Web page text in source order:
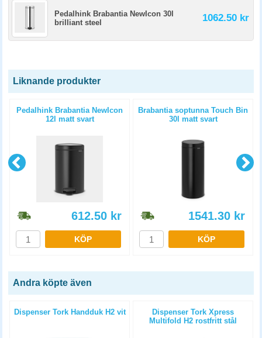
Pedalhink Brabantia NewIcon 30l
brilliant steel
1062.50 kr
Liknande produkter
Pedalhink Brabantia NewIcon
12l matt svart
612.50 kr
KÖP
Brabantia soptunna Touch Bin
30l matt svart
1541.30 kr
KÖP
Andra köpte även
Dispenser Tork Handduk H2 vit
Dispenser Tork Xpress
Multifold H2 rostfritt stål